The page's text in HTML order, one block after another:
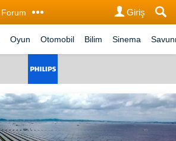
Forum Giriş
Oyun Otomobil Bilim Sinema